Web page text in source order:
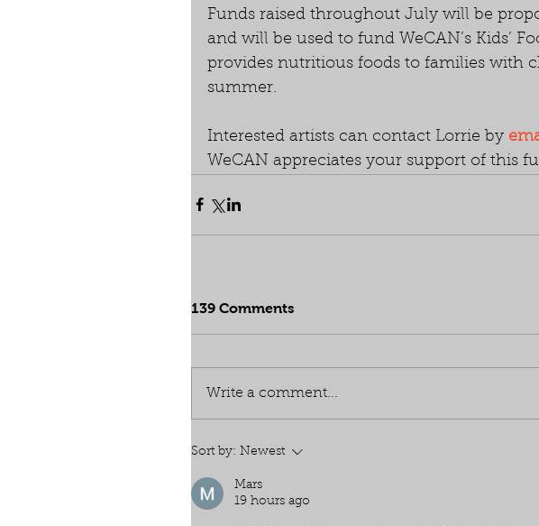
Funds raised throughout July will be
and will be used to fund WeCAN’s Kids’
provides nutritious foods to families with
summer.
Interested artists can contact Lorrie by
WeCAN appreciates your support of this
139 Comments
Write a comment...
Sort by: Newest
Mars
19 hours ago